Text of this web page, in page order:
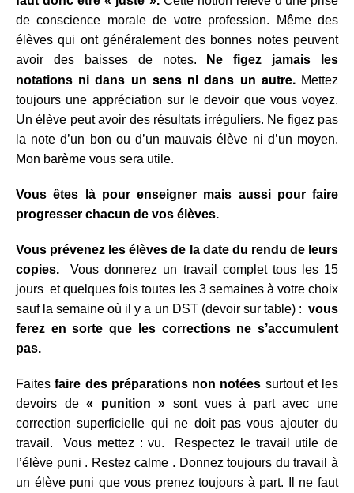
de conscience morale de votre profession. Même des
élèves qui ont généralement des bonnes notes peuvent
avoir des baisses de notes.
Ne figez jamais les
notations nidans un sens ni dans un autre.Mettez
toujours une appréciation sur le devoir que vous voyez.
Un élève peut avoir des résultats irréguliers. Ne figez pas
la note d’un bon ou d’un mauvais élève ni d’un moyen.
Mon barème vous sera utile.
Vous êtes là pour enseigner mais aussi pour faire
progresser chacun de vos élèves.
Vous prévenez les élèves de la date du rendu de leurs
copies.
Vous donnerez un travail complet tous les 15
jours et quelques fois toutes les 3 semaines à votre choix
sauf la semaine où il y a un DST (devoir sur table) : vous
ferez en sorte que les corrections ne s’accumulent
pas.
Faitesfaire des préparations non notées surtout et les
devoirs de« punition » sont vues à part avec une
correction superficielle qui ne doit pas vous ajouter du
travail. Vous mettez : vu. Respectez le travail utile de
l’élève puni . Restez calme . Donnez toujours du travail à
un élève puni que vous prenez toujours à part. Il ne faut